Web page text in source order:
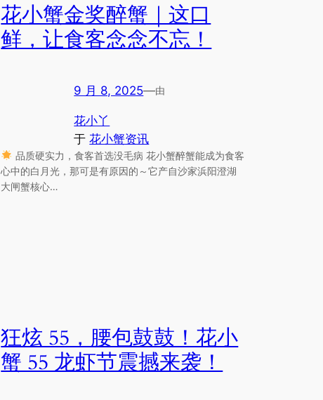
花小蟹金奖醉蟹｜这口
鲜，让食客念念不忘！
9 月 8, 2025—由
花小丫
于花小蟹资讯
品质硬实力，食客首选没毛病 花小蟹醉蟹能成为食客
心中的白月光，那可是有原因的～它产自沙家浜阳澄湖
大闸蟹核心…
狂炫 55，腰包鼓鼓！花小
蟹 55 龙虾节震撼来袭！